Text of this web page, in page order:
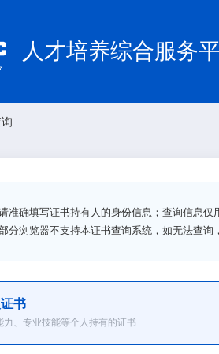
人才培养综合服务
准确填写证书持有人的身份信息；查询信息
分浏览器不支持本证书查询系统，如无法查询
书
力、专业技能等个人持有的证书